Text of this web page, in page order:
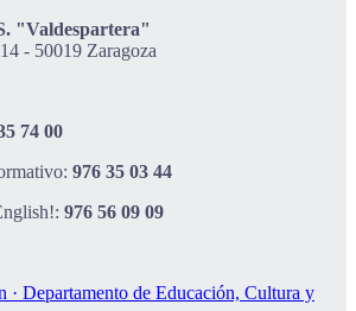
"Valdespartera"
- 50019 Zaragoza
74 00
976 35 03 44
976 56 09 09